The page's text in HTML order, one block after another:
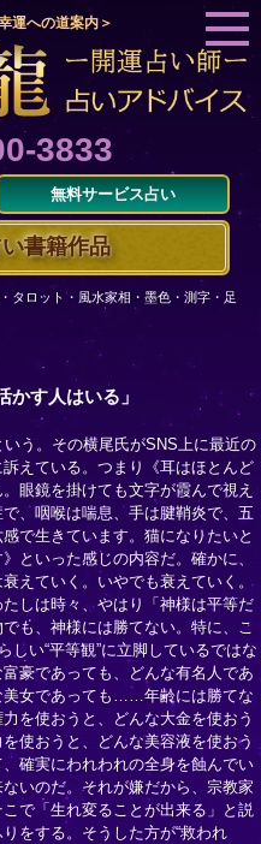
運への道案内＞
3833
無料サービス占い
書籍作品
タロット・風水家相・墨色・測字・足
す人はいる」
う。その横尾氏がSNS上に最近の
えている。つまり《耳はほとんど
眼鏡を掛けても文字が霞んで視え
、咽喉は喘息、手は腱鞘炎で、五
で生きています。猫になりたいと
といった感じの内容だ。確かに、
えていく。いやでも衰えていく。
しは時々、やはり「神様は平等だ
も、神様には勝てない。特に、こ
しい“平等観”に立脚しているではな
豪であっても、どんな有名人であ
美女であっても……年齢には勝てな
を使おうと、どんな大金を使おう
使おうと、どんな美容液を使おう
確実にわれわれの全身を蝕んでい
いのだ。それが嫌だから、宗教家
で「生れ変ることが出来る」と説
をする。そうした方が“救われ